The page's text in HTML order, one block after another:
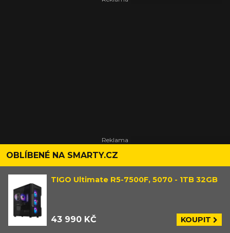
OBLÍBENÉ NA SMARTY.CZ
TIGO Ultimate R5-7500F, 5070 - 1TB 32GB
43 990 KČ KOUPIT